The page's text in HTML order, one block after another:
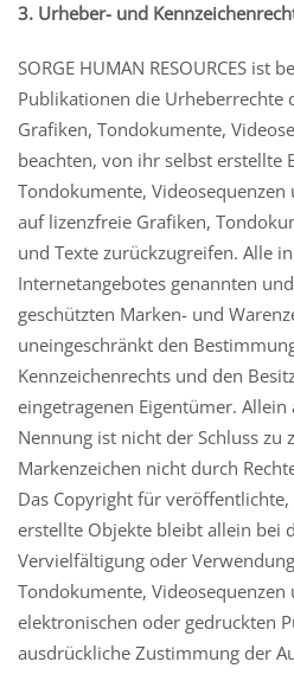
3. Urheber- und
SORGE HUMAN RESOURCES ist
Publikationen die Urheberrechte
Grafiken, Tondokumente,
beachten, von ihr selbst erstellte
Tondokumente,
auf lizenzfreie Grafiken,
und Texte zurückzugreifen. Alle
Internetangebotes genannten
geschützten Marken- und
uneingeschränkt den
Kennzeichenrechts und den
eingetragenen Eigentümer.
Nennung ist nicht der Schluss zu
Markenzeichen nicht durch
Das Copyright für
erstellte Objekte bleibt allein bei
Vervielfältigung oder
Tondokumente, Videosequenzen
elektronischen oder gedruckten
ausdrückliche Zustimmung der